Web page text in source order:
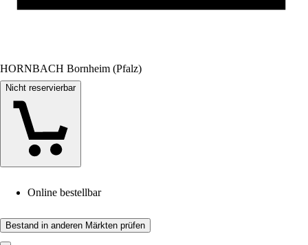
HORNBACH Bornheim (Pfalz)
Nicht reservierbar
Online bestellbar
Bestand in anderen Märkten prüfen